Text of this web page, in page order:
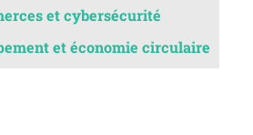
et cybersécurité
et économie circulaire